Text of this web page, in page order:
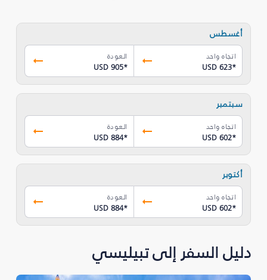
أغسطس
اتجاه واحد
USD 623*
العودة
USD 905*
سبتمبر
اتجاه واحد
USD 602*
العودة
USD 884*
أكتوبر
اتجاه واحد
USD 602*
العودة
USD 884*
دليل السفر إلى تبيليسي